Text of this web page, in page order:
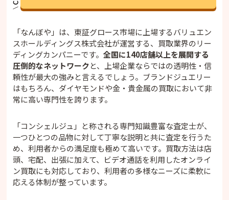
「なんぼや」は、東証グロース市場に上場するバリュエン
スホールディングス株式会社が運営する、買取業界のリー
ディングカンパニーです。全国に140店舗以上を展開する
圧倒的なネットワークと、上場企業ならではの透明性・信
頼性が最大の強みと言えるでしょう。ブランドジュエリー
はもちろん、ダイヤモンドや金・貴金属の買取において非
常に高い専門性を誇ります。
「コンシェルジュ」と称される専門知識豊富な査定士が、
一つひとつの品物に対して丁寧な説明と共に査定を行うた
め、利用者からの満足度も極めて高いです。買取方法は店
頭、宅配、出張に加えて、ビデオ通話を利用したオンライ
ン買取にも対応しており、利用者の多様なニーズに柔軟に
応える体制が整っています。